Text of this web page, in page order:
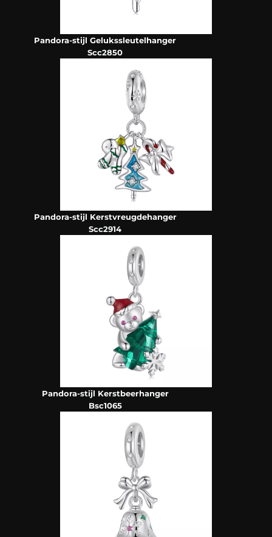
Pandora-stijl Gelukssleutelhanger
Scc2850
Pandora-stijl Kerstvreugdehanger
Scc2914
Pandora-stijl Kerstbeerhanger
Bsc1065